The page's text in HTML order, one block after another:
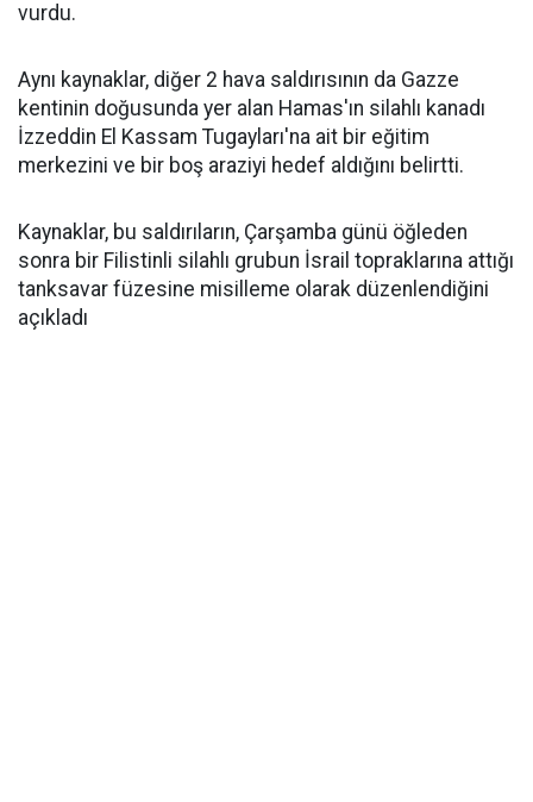
vurdu.
Aynı kaynaklar, diğer 2 hava saldırısının da Gazze
kentinin doğusunda yer alan Hamas'ın silahlı kanadı
İzzeddin El Kassam Tugayları'na ait bir eğitim
merkezini ve bir boş araziyi hedef aldığını belirtti.
Kaynaklar, bu saldırıların, Çarşamba günü öğleden
sonra bir Filistinli silahlı grubun İsrail topraklarına attığı
tanksavar füzesine misilleme olarak düzenlendiğini
açıkladı